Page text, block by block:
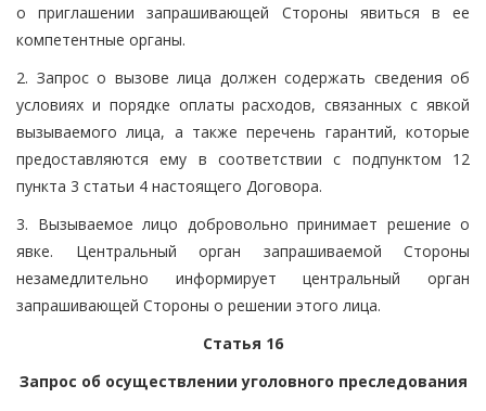
о приглашении запрашивающей Стороны явиться в ее
компетентные органы.
2. Запрос о вызове лица должен содержать сведения об
условиях и порядке оплаты расходов, связанных с явкой
вызываемого лица, а также перечень гарантий, которые
предоставляются ему в соответствии с подпунктом 12
пункта 3 статьи 4 настоящего Договора.
3. Вызываемое лицо добровольно принимает решение о
явке. Центральный орган запрашиваемой Стороны
незамедлительно информирует центральный орган
запрашивающей Стороны о решении этого лица.
Статья 16
Запрос об осуществлении уголовного преследования